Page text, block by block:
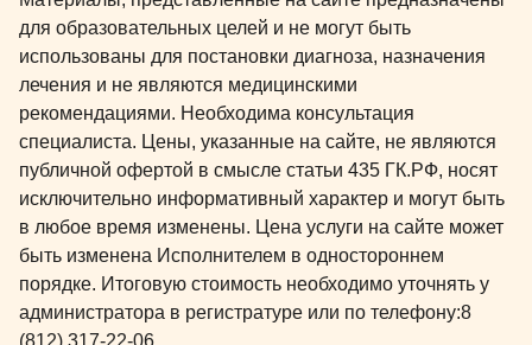
для образовательных целей и не могут быть
использованы для постановки диагноза, назначения
лечения и не являются медицинскими
рекомендациями. Необходима консультация
специалиста. Цены, указанные на сайте, не являются
публичной офертой в смысле статьи 435 ГК.РФ, носят
исключительно информативный характер и могут быть
в любое время изменены. Цена услуги на сайте может
быть изменена Исполнителем в одностороннем
порядке. Итоговую стоимость необходимо уточнять у
администратора в регистратуре или по телефону:8
(812) 317-22-06